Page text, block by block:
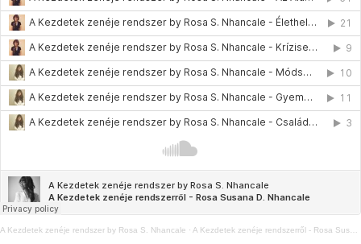
A Kezdetek zenéje rendszer by Rosa S. Nhancale · A Kezdetek zenéje rendszerről - Rosa Susana D. Nhancale